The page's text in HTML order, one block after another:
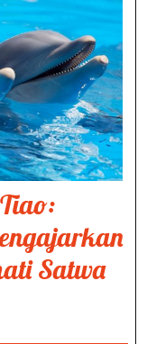
Satwa